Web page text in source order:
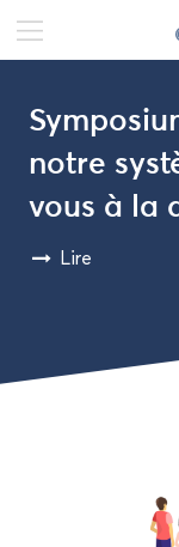
notre
vous à la
Lire